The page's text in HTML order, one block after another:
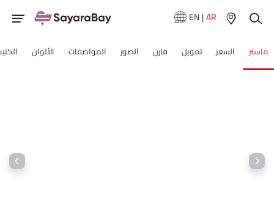
EN|AR
ماستر السعر تمويل قارن الصور المواصفات الألوان